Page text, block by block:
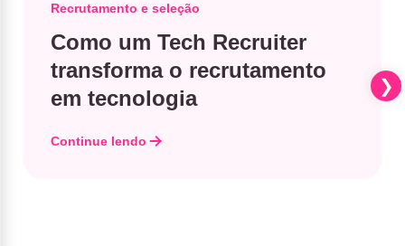
Recrutamento e seleção
Como um Tech Recruiter
transforma o recrutamento
em tecnologia
Continue lendo